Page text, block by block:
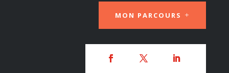
MON PARCOURS